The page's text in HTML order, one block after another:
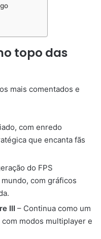
topo das
mais comentados e
com enredo
que encanta fãs
do FPS
com gráficos
III – Continua como um
modos multiplayer e